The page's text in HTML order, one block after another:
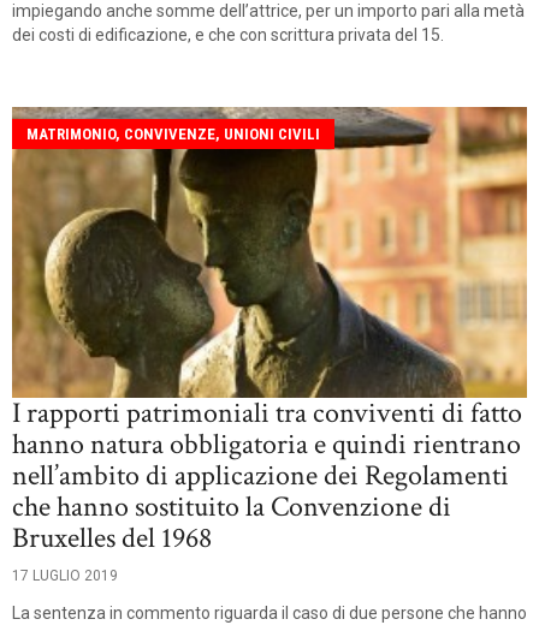
impiegando anche somme dell’attrice, per un importo pari alla metà
dei costi di edificazione, e che con scrittura privata del 15.
MATRIMONIO, CONVIVENZE, UNIONI CIVILI
I rapporti patrimoniali tra conviventi di fatto
hanno natura obbligatoria e quindi rientrano
nell’ambito di applicazione dei Regolamenti
che hanno sostituito la Convenzione di
Bruxelles del 1968
17 LUGLIO 2019
La sentenza in commento riguarda il caso di due persone che hanno